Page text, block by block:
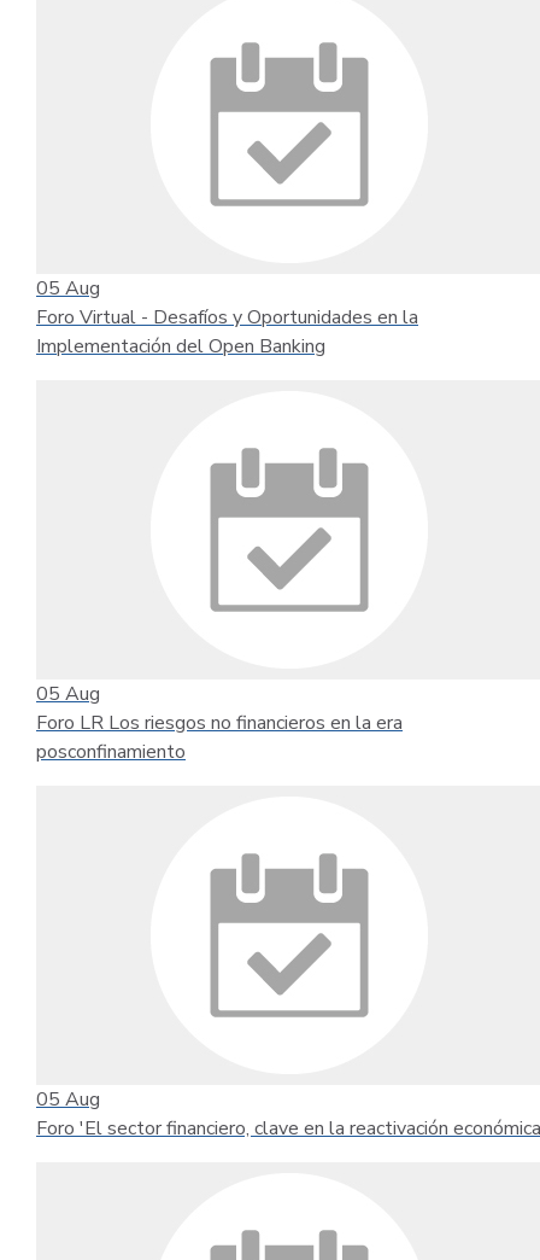
05 Aug
Foro Virtual - Desafíos y Oportunidades en la
Implementación del Open Banking
05 Aug
Foro LR Los riesgos no financieros en la era
posconfinamiento
05 Aug
Foro 'El sector financiero, clave en la reactivación